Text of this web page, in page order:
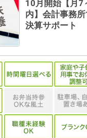
1,850円(交通費全額支給)
須】経理補助の実務経験
必須】Word・Excel（一般事務レ
／基本的な関数程度）